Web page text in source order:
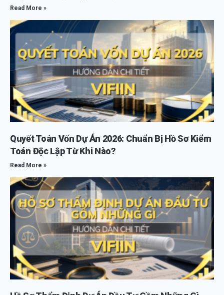
Read More »
Quyết Toán Vốn Dự Án 2026: Chuẩn Bị Hồ Sơ Kiểm
Toán Độc Lập Từ Khi Nào?
Read More »